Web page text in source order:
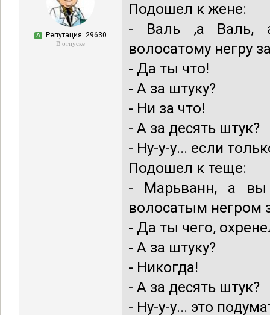
А Репутация: 29630
В отпуске
Подошел к жене:
- Валь ,а Валь,
волосатому негру
- Да ты что!
- А за штуку?
- Ни за что!
- А за десять штук?
- Ну-у-у... если
Подошел к теще:
- Марьванн, а вы
волосатым негром
- Да ты чего,
- А за штуку?
- Никогда!
- А за десять штук?
- Ну-у-у... это